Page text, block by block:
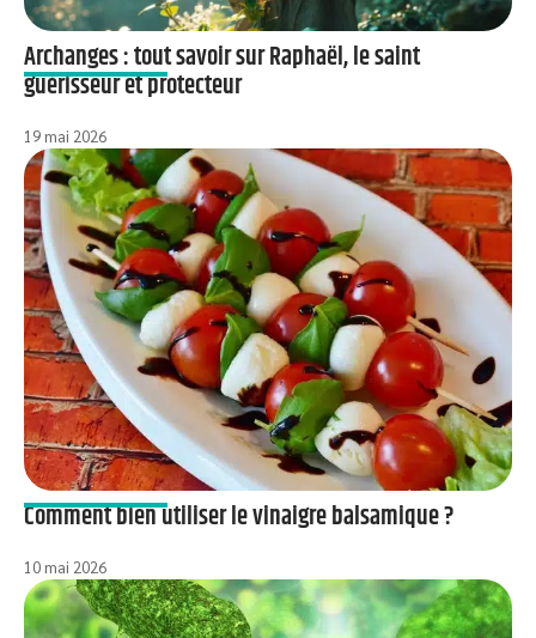
Archanges : tout savoir sur Raphaël, le saint
guérisseur et protecteur
19 mai 2026
Comment bien utiliser le vinaigre balsamique ?
10 mai 2026